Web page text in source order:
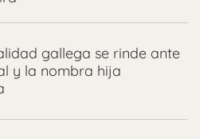
gallega se rinde ante
y la nombra hija